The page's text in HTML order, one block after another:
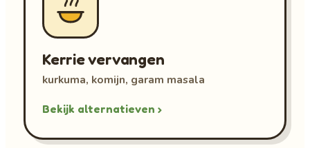
Kerrie vervangen
kurkuma, komijn, garam masala
Bekijk alternatieven ›